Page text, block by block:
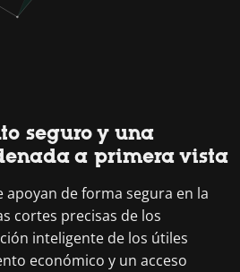
seguro y una
a primera vista
apoyan de forma segura en la
cortes precisas de los
inteligente de los útiles
económico y un acceso